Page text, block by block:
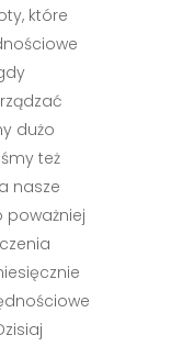
które
dużo
też
nasze
poważniej